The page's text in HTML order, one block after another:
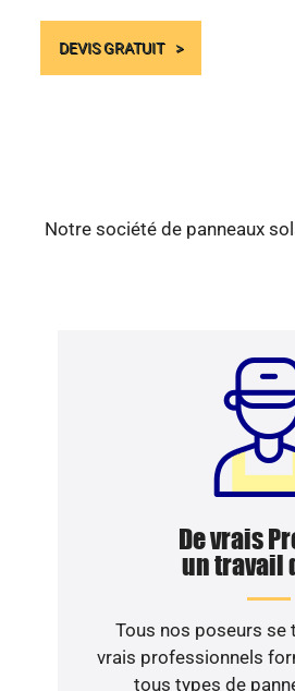
DEVIS GRATUIT
Notre société de panneaux
De vrais
un travail
Tous nos poseurs se
vrais professionnels
tous types de